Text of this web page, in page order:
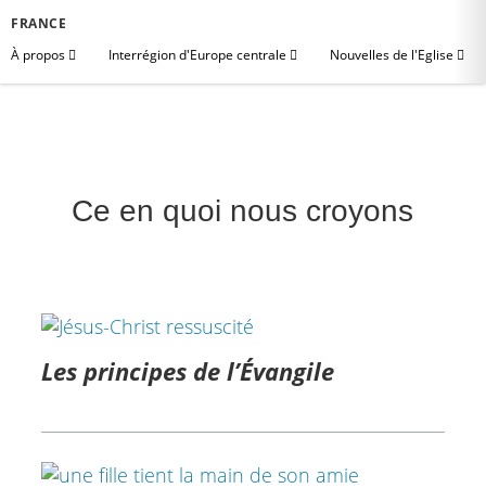
FRANCE
À propos
Interrégion d'Europe centrale Nouvelles de l'Eglise
Ce en quoi nous croyons
Les principes de l’Évangile